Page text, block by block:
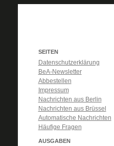
SEITEN
Datenschutzerklärung
BeA-Newsletter
Abbestellen
Impressum
Nachrichten aus Berlin
Nachrichten aus Brüssel
Automatische Nachrichten
Häufige Fragen
AUSGABEN